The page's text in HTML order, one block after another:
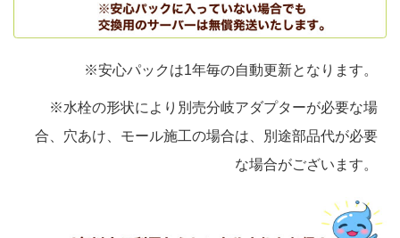
※安心パックは1年毎の自動更新となります。
※水栓の形状により別売分岐アダプターが必要な場
合、穴あけ、モール施工の場合は、別途部品代が必要
な場合がございます。